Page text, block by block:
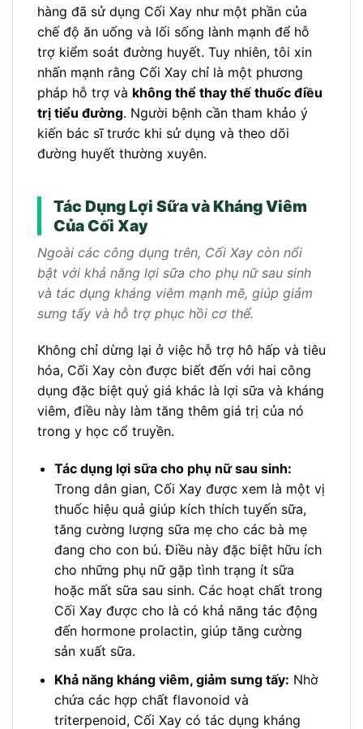
hàng đã sử dụng Cối Xay như một phần của
chế độ ăn uống và lối sống lành mạnh để hỗ
trợ kiểm soát đường huyết. Tuy nhiên, tôi xin
nhấn mạnh rằng Cối Xay chỉ là một phương
pháp hỗ trợ và không thể thay thế thuốc điều
trị tiểu đường. Người bệnh cần tham khảo ý
kiến bác sĩ trước khi sử dụng và theo dõi
đường huyết thường xuyên.
Tác Dụng Lợi Sữa và Kháng Viêm
Của Cối Xay
Ngoài các công dụng trên, Cối Xay còn nổi
bật với khả năng lợi sữa cho phụ nữ sau sinh
và tác dụng kháng viêm mạnh mẽ, giúp giảm
sưng tấy và hỗ trợ phục hồi cơ thể.
Không chỉ dừng lại ở việc hỗ trợ hô hấp và tiêu
hóa, Cối Xay còn được biết đến với hai công
dụng đặc biệt quý giá khác là lợi sữa và kháng
viêm, điều này làm tăng thêm giá trị của nó
trong y học cổ truyền.
Tác dụng lợi sữa cho phụ nữ sau sinh:
Trong dân gian, Cối Xay được xem là một vị
thuốc hiệu quả giúp kích thích tuyến sữa,
tăng cường lượng sữa mẹ cho các bà mẹ
đang cho con bú. Điều này đặc biệt hữu ích
cho những phụ nữ gặp tình trạng ít sữa
hoặc mất sữa sau sinh. Các hoạt chất trong
Cối Xay được cho là có khả năng tác động
đến hormone prolactin, giúp tăng cường
sản xuất sữa.
Khả năng kháng viêm, giảm sưng tấy: Nhờ
chứa các hợp chất flavonoid và
triterpenoid, Cối Xay có tác dụng kháng